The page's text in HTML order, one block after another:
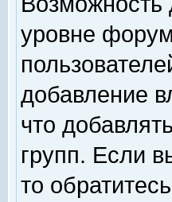
уровне
добавление
что
групп. Если
то